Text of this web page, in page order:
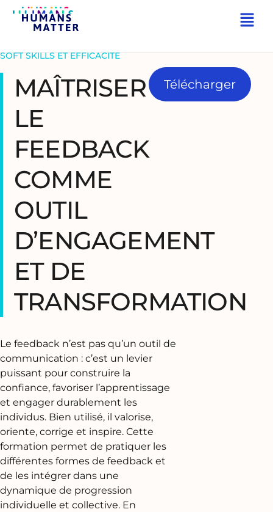
RETOUR
Télécharger
SOFT SKILLS ET EFFICACITÉ
MAÎTRISER
LE
FEEDBACK
COMME
OUTIL
D’ENGAGEMENT
ET DE
TRANSFORMATION
Le feedback n’est pas qu’un outil de
communication : c’est un levier
puissant pour construire la
confiance, favoriser l’apprentissage
et engager durablement les
individus. Bien utilisé, il valorise,
oriente, corrige et inspire. Cette
formation permet de pratiquer les
différentes formes de feedback et
de les intégrer dans une
dynamique de progression
individuelle et collective. En